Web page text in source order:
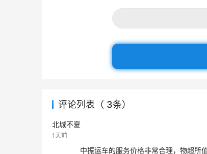
评论列表（ 3条）
北城不夏
1天前
中振运车的服务价格非常合理，物超所